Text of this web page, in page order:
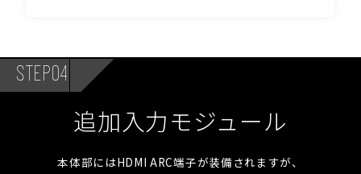
STEP04
追加入力モジュール
本体部にはHDMI ARC端子が装備されますが、